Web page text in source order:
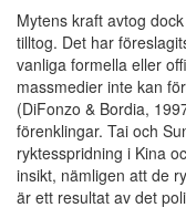
Mytens kraft avtog
tilltog. Det har
vanliga formella eller
massmedier inte kan
(DiFonzo & Bordia,
förenklingar. Tai och
ryktesspridning i Kina
insikt, nämligen att de
är ett resultat av det